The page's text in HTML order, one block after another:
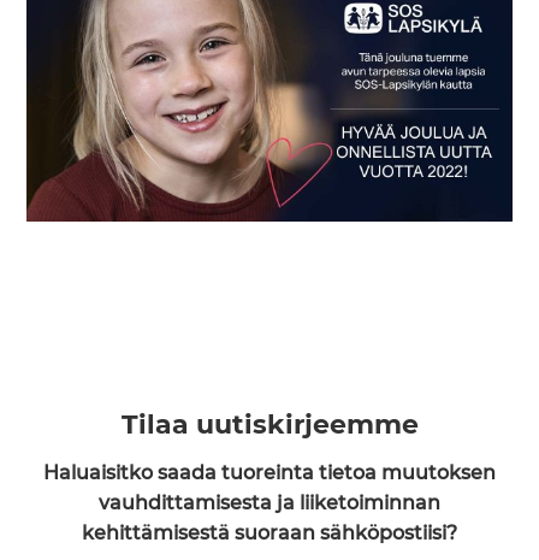
Tilaa uutiskirjeemme
Haluaisitko saada tuoreinta tietoa muutoksen
vauhdittamisesta ja liiketoiminnan
kehittämisestä suoraan sähköpostiisi?